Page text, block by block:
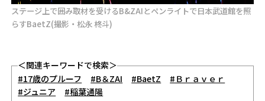
ステージ上で囲み取材を受けるB&ZAIとペンライトで日本武道館を照
らすBaetZ(撮影・松永 柊斗)
＜関連キーワードで検索＞
#17歳のプルーフ
#B＆ZAI #BaetZ
#Ｂｒａｖｅｒ
#ジュニア
#稲葉通陽